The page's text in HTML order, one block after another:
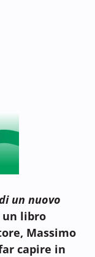
un nuovo
libro
Massimo
capire in